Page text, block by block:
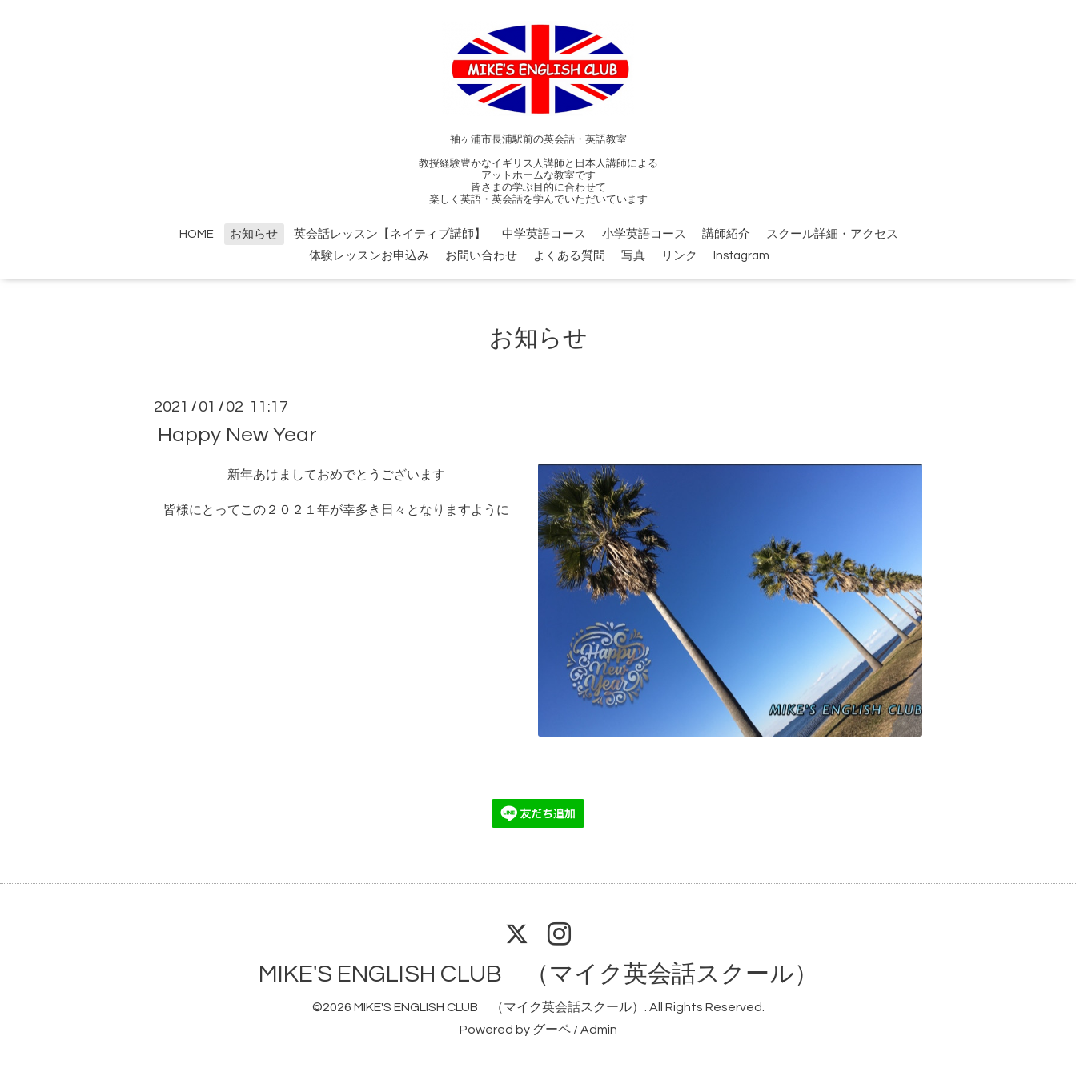
袖ヶ浦市長浦駅前の英会話・英語教室
教授経験豊かなイギリス人講師と日本人講師による
アットホームな教室です
皆さまの学ぶ目的に合わせて
楽しく英語・英会話を学んでいただいています
HOME お知らせ 英会話レッスン【ネイティブ講師】 中学英語コース 小学英語コース 講師紹介
スクール詳細・アクセス
体験レッスンお申込み
お問い合わせ よくある質問 写真 リンク Instagram
お知らせ
2021 / 01 / 02 11:17
Happy New Year
新年あけましておめでとうございます
皆様にとってこの２０２１年が幸多き日々となりますように
MIKE'S ENGLISH CLUB （マイク英会話スクール）
©2026 MIKE'S ENGLISH CLUB （マイク英会話スクール）
. All Rights Reserved.
Powered by グーペ/Admin